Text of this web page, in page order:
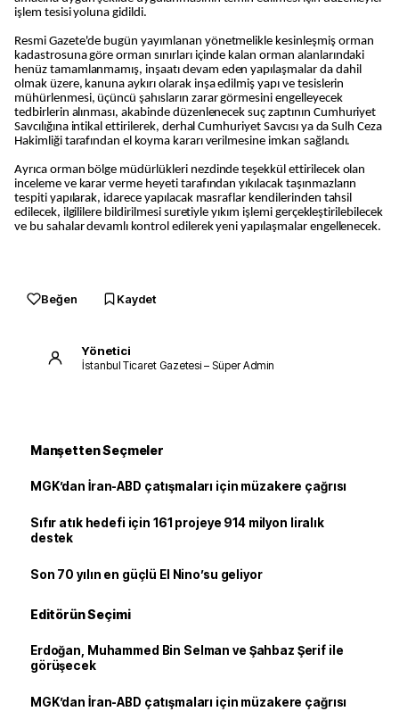
işlem tesisi yoluna gidildi.
Resmi Gazete'de bugün yayımlanan yönetmelikle kesinleşmiş orman
kadastrosuna göre orman sınırları içinde kalan orman alanlarındaki
henüz tamamlanmamış, inşaatı devam eden yapılaşmalar da dahil
olmak üzere, kanuna aykırı olarak inşa edilmiş yapı ve tesislerin
mühürlenmesi, üçüncü şahısların zarar görmesini engelleyecek
tedbirlerin alınması, akabinde düzenlenecek suç zaptının Cumhuriyet
Savcılığına intikal ettirilerek, derhal Cumhuriyet Savcısı ya da Sulh Ceza
Hakimliği tarafından el koyma kararı verilmesine imkan sağlandı.
Ayrıca orman bölge müdürlükleri nezdinde teşekkül ettirilecek olan
inceleme ve karar verme heyeti tarafından yıkılacak taşınmazların
tespiti yapılarak, idarece yapılacak masraflar kendilerinden tahsil
edilecek, ilgililere bildirilmesi suretiyle yıkım işlemi gerçekleştirilebilecek
ve bu sahalar devamlı kontrol edilerek yeni yapılaşmalar engellenecek.
Beğen Kaydet
Yönetici
İstanbul Ticaret Gazetesi – Süper Admin
Manşetten Seçmeler
MGK’dan İran-ABD çatışmaları için müzakere çağrısı
Sıfır atık hedefi için 161 projeye 914 milyon liralık
destek
Son 70 yılın en güçlü El Nino’su geliyor
Editörün Seçimi
Erdoğan, Muhammed Bin Selman ve Şahbaz Şerif ile
görüşecek
MGK’dan İran-ABD çatışmaları için müzakere çağrısı